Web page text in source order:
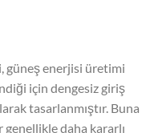
güneş enerjisi üretimi
için dengesiz giriş
tasarlanmıştır. Buna
daha kararlı